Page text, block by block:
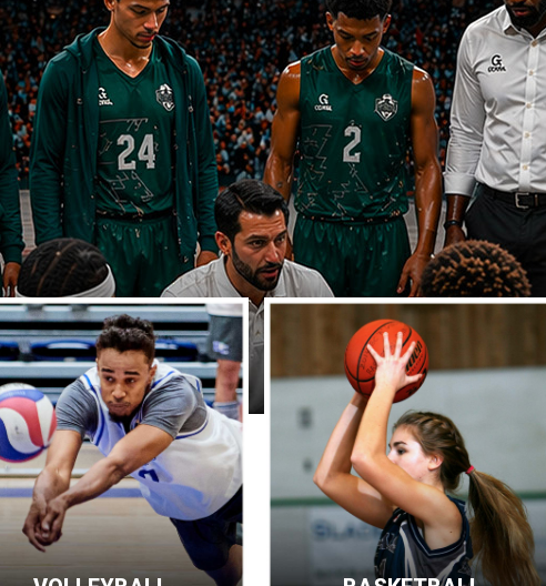
VOLLEYBALL
RAQUETTES ET PRÉCISION
PÉTANQUE ET GOLF